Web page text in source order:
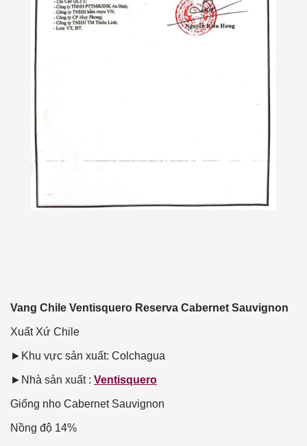
Vang Chile Ventisquero Reserva Cabernet Sauvignon
Xuất Xứ Chile
►Khu vực sản xuất: Colchagua
►Nhà sản xuất : Ventisquero
Giống nho Cabernet Sauvignon
Nồng độ 14%